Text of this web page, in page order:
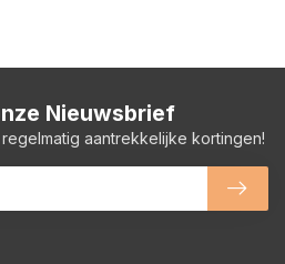
Nieuwsbrief
aantrekkelijke kortingen!